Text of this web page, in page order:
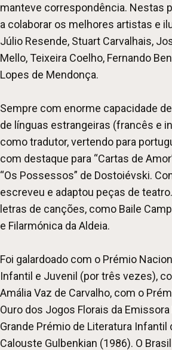
manteve correspondência. Nestas
a colaborar os melhores artistas e
Júlio Resende, Stuart Carvalhais,
Mello, Teixeira Coelho, Fernando
Lopes de Mendonça.
Sempre com enorme capacidade
de línguas estrangeiras (francês e
como tradutor, vertendo para
com destaque para “Cartas de
“Os Possessos” de Dostoiévski.
escreveu e adaptou peças de
letras de canções, como Baile
e Filarmónica da Aldeia.
Foi galardoado com o Prémio
Infantil e Juvenil (por três vezes),
Amália Vaz de Carvalho, com o
Ouro dos Jogos Florais da
Grande Prémio de Literatura Infantil
Calouste Gulbenkian (1986). O